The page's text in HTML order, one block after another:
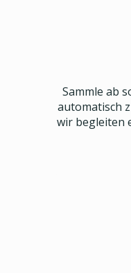
Sammle ab
automatisch
wir begleiten